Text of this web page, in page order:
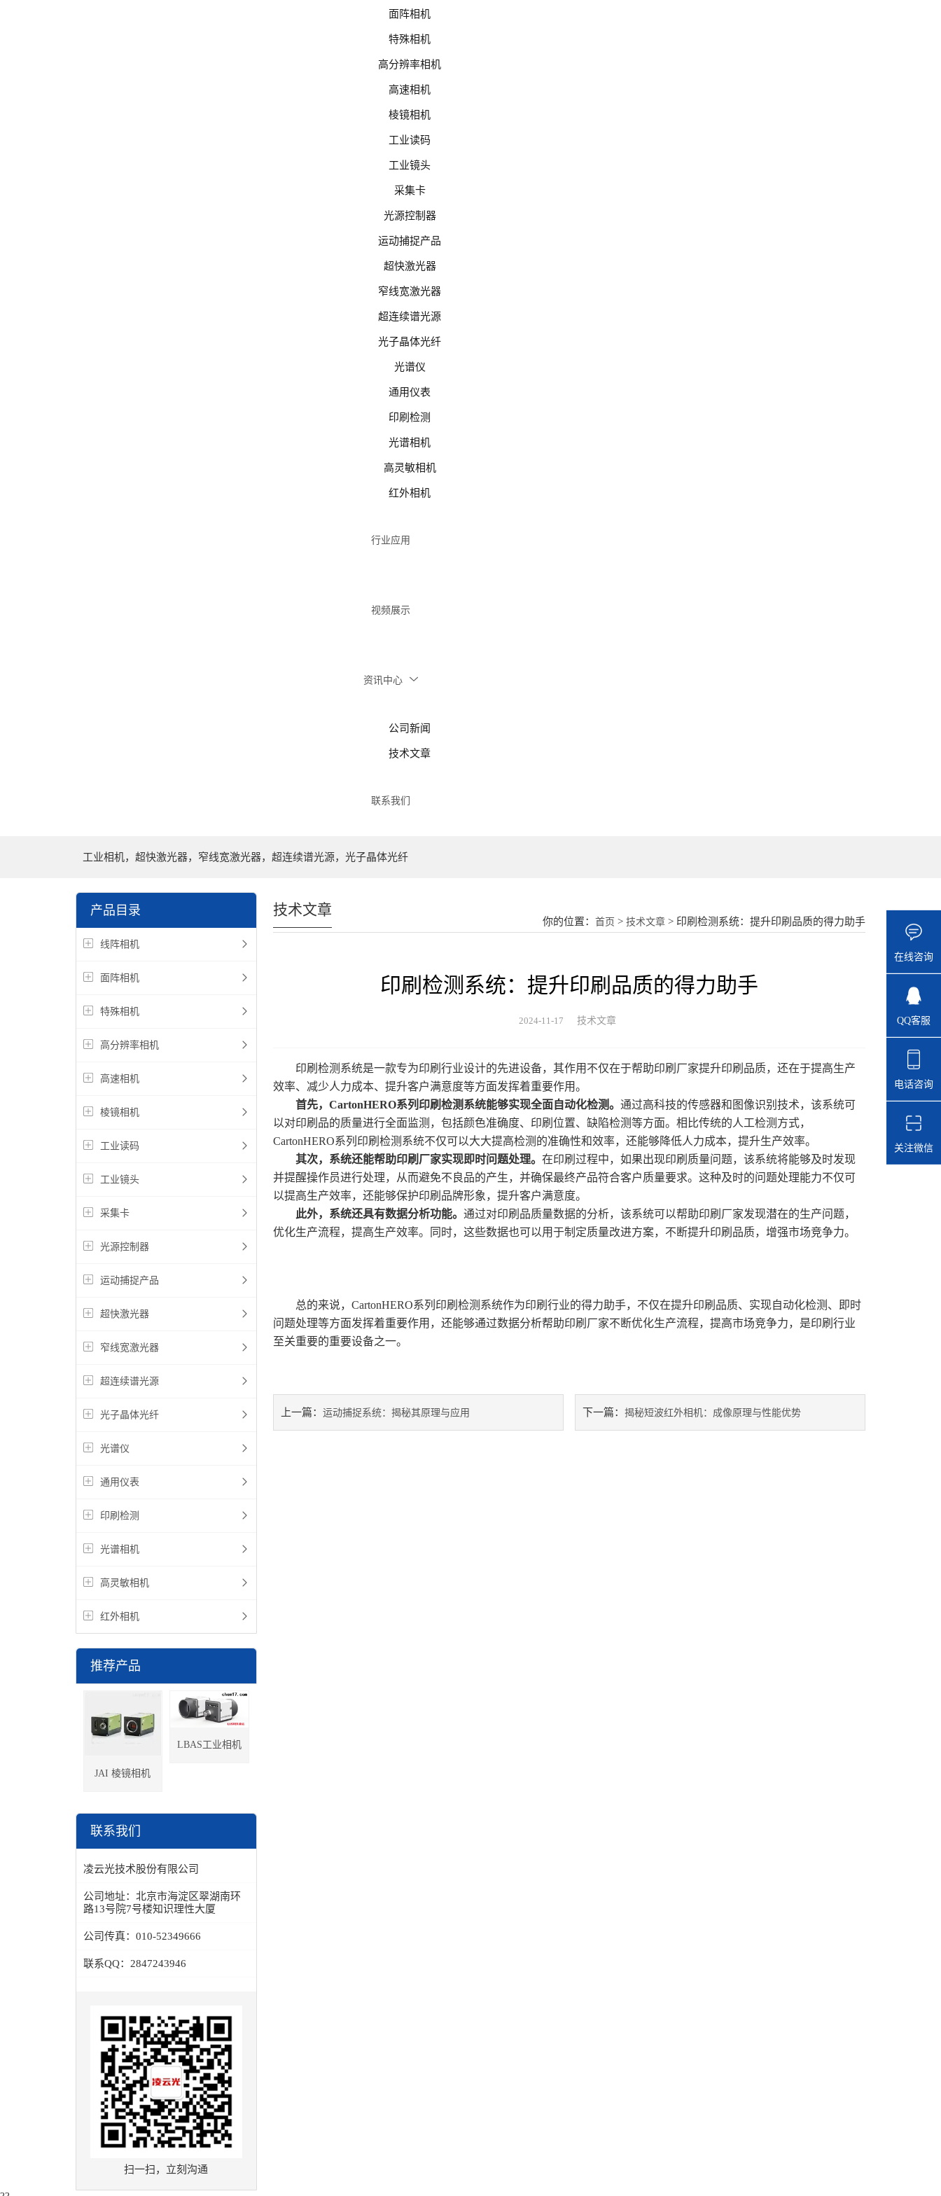
面阵相机
特殊相机
高分辨率相机
高速相机
棱镜相机
工业读码
工业镜头
采集卡
光源控制器
运动捕捉产品
超快激光器
窄线宽激光器
超连续谱光源
光子晶体光纤
光谱仪
通用仪表
印刷检测
光谱相机
高灵敏相机
红外相机
行业应用
视频展示
资讯中心
公司新闻
技术文章
联系我们
工业相机，超快激光器，窄线宽激光器，超连续谱光源，光子晶体光纤
产品目录
线阵相机
面阵相机
特殊相机
高分辨率相机
高速相机
棱镜相机
工业读码
工业镜头
采集卡
光源控制器
运动捕捉产品
超快激光器
窄线宽激光器
超连续谱光源
光子晶体光纤
光谱仪
通用仪表
印刷检测
光谱相机
高灵敏相机
红外相机
推荐产品
JAI 棱镜相机
LBAS工业相机
联系我们
凌云光技术股份有限公司
公司地址： 北京市海淀区翠湖南环
路13号院7号楼知识理性大厦
公司传真： 010-52349666
联系QQ： 2847243946
扫一扫，立刻沟通
你的位置：首页 >技术文章 > 印刷检测系统：提升印刷品质的得力助手
技术文章
印刷检测系统：提升印刷品质的得力助手
2024-11-17 技术文章
印刷检测系统是一款专为印刷行业设计的先进设备，其作用不仅在于帮助印刷厂家提升印刷品质，还在于提高生产
效率、减少人力成本、提升客户满意度等方面发挥着重要作用。
首先，CartonHERO系列印刷检测系统能够实现全面自动化检测。 通过高科技的传感器和图像识别技术，该系统可
以对印刷品的质量进行全面监测，包括颜色准确度、印刷位置、缺陷检测等方面。相比传统的人工检测方式，
CartonHERO系列印刷检测系统不仅可以大大提高检测的准确性和效率，还能够降低人力成本，提升生产效率。
其次，系统还能帮助印刷厂家实现即时问题处理。 在印刷过程中，如果出现印刷质量问题，该系统将能够及时发现
并提醒操作员进行处理，从而避免不良品的产生，并确保最终产品符合客户质量要求。这种及时的问题处理能力不仅可
以提高生产效率，还能够保护印刷品牌形象，提升客户满意度。
此外，系统还具有数据分析功能。 通过对印刷品质量数据的分析，该系统可以帮助印刷厂家发现潜在的生产问题，
优化生产流程，提高生产效率。同时，这些数据也可以用于制定质量改进方案，不断提升印刷品质，增强市场竞争力。
总的来说，CartonHERO系列印刷检测系统作为印刷行业的得力助手，不仅在提升印刷品质、实现自动化检测、即时
问题处理等方面发挥着重要作用，还能够通过数据分析帮助印刷厂家不断优化生产流程，提高市场竞争力，是印刷行业
至关重要的重要设备之一。
上一篇： 运动捕捉系统：揭秘其原理与应用 下一篇：揭秘短波红外相机：成像原理与性能优势
在线咨询
QQ客服
电话咨询
关注微信